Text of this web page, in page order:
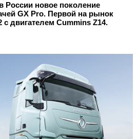
России новое поколение
GX Pro. Первой на рынок
с двигателем Cummins Z14.